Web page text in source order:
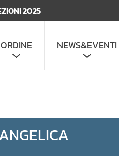
2025
ORDINE NEWS&EVENTI